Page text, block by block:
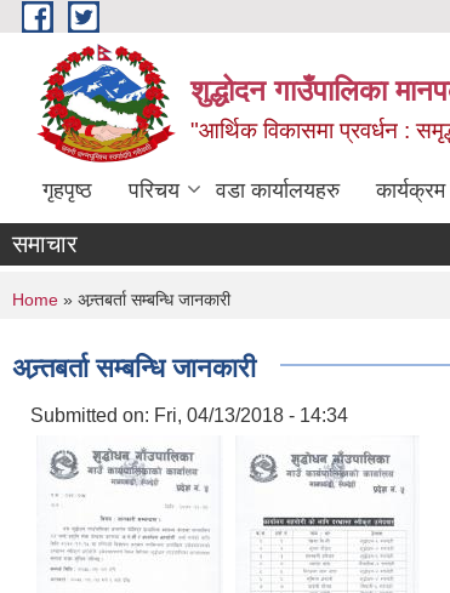
Skip to main content
शुद्धोदन गाउँपालिका
"आर्थिक विकासमा प्रवर्धन :
गृहपृष्ठ परिचय वडा कार्यालयहरु
समाचार
You are here
Home » अन्र्तबर्ता सम्बन्धि जानकारी
अन्र्तबर्ता सम्बन्धि जानकारी
Submitted on: Fri, 04/13/2018 - 14:34